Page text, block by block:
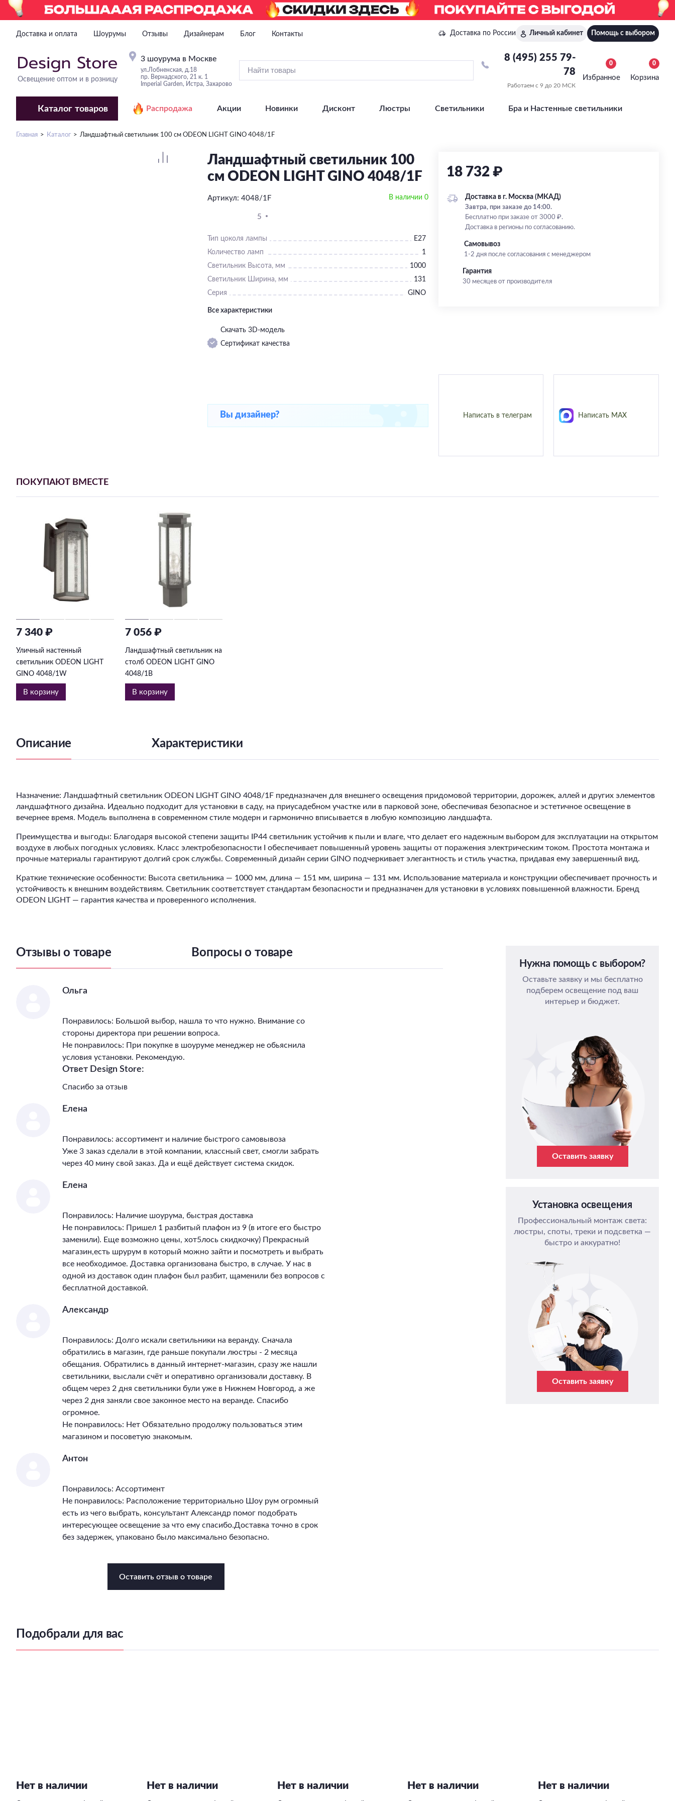
Доставка и оплата Шоурумы Отзывы Дизайнерам Блог Контакты Доставка по России Личный кабинет Помощь с выбором
Освещение оптом и в розницу
3 шоурума в Москве
ул.Лобненская, д.18
пр. Вернадского, 21 к. 1
Imperial Garden, Истра, Захарово
8 (495) 255 79-
78
Работаем с 9 до 20 МСК
Избранное
0
Корзина
0
Каталог товаров Распродажа Акции Новинки Дисконт Люстры Светильники Бра и Настенные светильники
Главная Каталог Ландшафтный светильник 100 см ODEON LIGHT GINO 4048/1F
Ландшафтный светильник 100
см ODEON LIGHT GINO 4048/1F
Артикул: 4048/1F В наличии 0
5
Тип цоколя лампы
E27
Количество ламп
1
Светильник Высота, мм
1000
Светильник Ширина, мм
131
Серия
GINO
Все характеристики
Скачать 3D-модель
Сертификат качества
18 732 ₽
Доставка в г. Москва (МКАД)
Завтра, при заказе до 14:00.
Бесплатно при заказе от 3000 ₽.
Доставка в регионы по согласованию.
Самовывоз
1-2 дня после согласования с менеджером
Гарантия
30 месяцев от производителя
Вы дизайнер? Написать в телеграм Написать MAX
ПОКУПАЮТ ВМЕСТЕ
7 340 ₽
Уличный настенный
светильник ODEON LIGHT
GINO 4048/1W
В корзину
7 056 ₽
Ландшафтный светильник на
столб ODEON LIGHT GINO
4048/1B
В корзину
Описание Характеристики
Назначение: Ландшафтный светильник ODEON LIGHT GINO 4048/1F предназначен для внешнего освещения придомовой территории, дорожек, аллей и других элементов
ландшафтного дизайна. Идеально подходит для установки в саду, на приусадебном участке или в парковой зоне, обеспечивая безопасное и эстетичное освещение в
вечернее время. Модель выполнена в современном стиле модерн и гармонично вписывается в любую композицию ландшафта.
Преимущества и выгоды: Благодаря высокой степени защиты IP44 светильник устойчив к пыли и влаге, что делает его надежным выбором для эксплуатации на открытом
воздухе в любых погодных условиях. Класс электробезопасности I обеспечивает повышенный уровень защиты от поражения электрическим током. Простота монтажа и
прочные материалы гарантируют долгий срок службы. Современный дизайн серии GINO подчеркивает элегантность и стиль участка, придавая ему завершенный вид.
Краткие технические особенности: Высота светильника — 1000 мм, длина — 151 мм, ширина — 131 мм. Использование материала и конструкции обеспечивает прочность и
устойчивость к внешним воздействиям. Светильник соответствует стандартам безопасности и предназначен для установки в условиях повышенной влажности. Бренд
ODEON LIGHT — гарантия качества и проверенного исполнения.
Отзывы о товаре Вопросы о товаре
Ольга
Понравилось: Большой выбор, нашла то что нужно. Внимание со
стороны директора при решении вопроса.
Не понравилось: При покупке в шоуруме менеджер не обьяснила
условия установки. Рекомендую.
Ответ Design Store:
Спасибо за отзыв
Елена
Понравилось: ассортимент и наличие быстрого самовывоза
Уже 3 заказ сделали в этой компании, классный свет, смогли забрать
через 40 мину свой заказ. Да и ещё действует система скидок.
Елена
Понравилось: Наличие шоурума, быстрая доставка
Не понравилось: Пришел 1 разбитый плафон из 9 (в итоге его быстро
заменили). Еще возможно цены, хот5лось скидкочку) Прекрасный
магазин,есть шрурум в который можно зайти и посмотреть и выбрать
все необходимое. Доставка организована быстро, в случае. У нас в
одной из доставок один плафон был разбит, щаменили без вопросов с
бесплатной доставкой.
Александр
Понравилось: Долго искали светильники на веранду. Сначала
обратились в магазин, где раньше покупали люстры - 2 месяца
обещания. Обратились в данный интернет-магазин, сразу же нашли
светильники, выслали счёт и оперативно организовали доставку. В
общем через 2 дня светильники були уже в Нижнем Новгород, а же
через 2 дня заняли свое законное место на веранде. Спасибо
огромное.
Не понравилось: Нет Обязательно продолжу пользоваться этим
магазином и посоветую знакомым.
Антон
Понравилось: Ассортимент
Не понравилось: Расположение территориально Шоу рум огромный
есть из чего выбрать, консультант Александр помог подобрать
интересующее освещение за что ему спасибо.Доставка точно в срок
без задержек, упаковано было максимально безопасно.
Оставить отзыв о товаре
Нужна помощь с выбором?
Оставьте заявку и мы бесплатно
подберем освещение под ваш
интерьер и бюджет.
Оставить заявку
Установка освещения
Профессиональный монтаж света:
люстры, споты, треки и подсветка —
быстро и аккуратно!
Оставить заявку
Подобрали для вас
Нет в наличии Нет в наличии Нет в наличии Нет в наличии Нет в наличии